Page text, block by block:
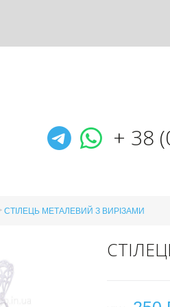
+ 38
Telegram
СТІЛЕЦЬ МЕТАЛЕВИЙ З ВИРІЗАМИ